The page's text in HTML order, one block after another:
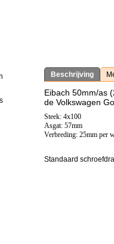
Beschrijving
Eibach 50mm/as
de Volkswagen
Steek: 4x100
Asgat: 57mm
Verbreding: 25mm per
Standaard